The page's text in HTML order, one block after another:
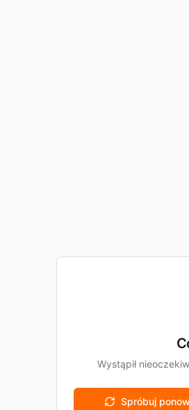
Wystąpił
Spróbuj